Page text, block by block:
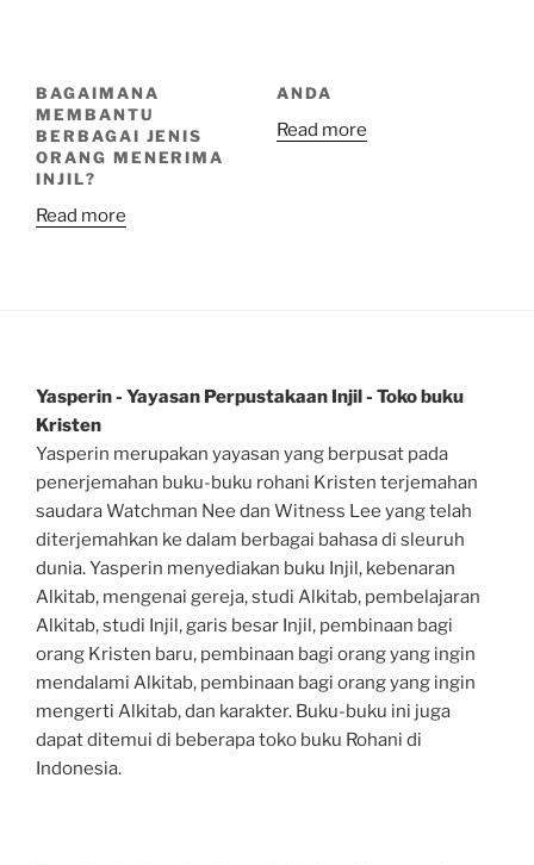
BAGAIMANA
MEMBANTU
BERBAGAI JENIS
ORANG MENERIMA
INJIL?
Read more
ANDA
Read more
Yasperin - Yayasan Perpustakaan Injil - Toko buku
Kristen
Yasperin merupakan yayasan yang berpusat pada
penerjemahan buku-buku rohani Kristen terjemahan
saudara Watchman Nee dan Witness Lee yang telah
diterjemahkan ke dalam berbagai bahasa di sleuruh
dunia. Yasperin menyediakan buku Injil, kebenaran
Alkitab, mengenai gereja, studi Alkitab, pembelajaran
Alkitab, studi Injil, garis besar Injil, pembinaan bagi
orang Kristen baru, pembinaan bagi orang yang ingin
mendalami Alkitab, pembinaan bagi orang yang ingin
mengerti Alkitab, dan karakter. Buku-buku ini juga
dapat ditemui di beberapa toko buku Rohani di
Indonesia.